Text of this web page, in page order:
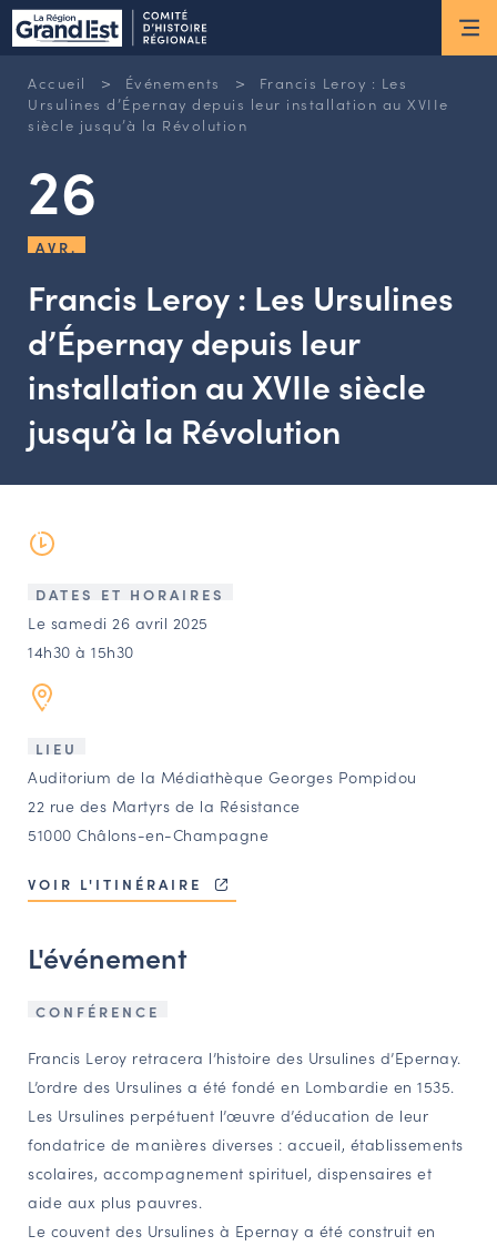
ESPACE MEMBRE
Actus
ACTUALITÉS DU MOMENT
RETOUR SUR LES DERNIÈRES
INSCRIPTION À LA NEWSLETTER
Nous connaître
LES MISSIONS DU CHR
L’ÉQUIPE DU CHR
LE CONSEIL DES ASSOCIATIONS
Agenda
Annuaire
Ressources
OFFRES D’EMPLOI ET DE STAGE
BOURSE D’ÉCHANGE
CARTES DES NAUDIN
Espace acteurs
NAVIGATION FILTRÉE « ACTEURS »
PORTAIL CULTURE
Comité d'Histoire Régionale
Service Inventaire et Patrimoines de la Région Grand Est
Accueil > Événements >
Francis Leroy : Les
Ursulines d’Épernay depuis leur installation au XVIIe
siècle jusqu’à la Révolution
26
AVR.
Francis Leroy : Les Ursulines
d’Épernay depuis leur
installation au XVIIe siècle
jusqu’à la Révolution
DATES ET HORAIRES
Le samedi 26 avril 2025
14h30 à 15h30
LIEU
Auditorium de la Médiathèque Georges Pompidou
22 rue des Martyrs de la Résistance
51000 Châlons-en-Champagne
VOIR L'ITINÉRAIRE
L'événement
CONFÉRENCE
Francis Leroy retracera l’histoire des Ursulines d’Epernay.
L’ordre des Ursulines a été fondé en Lombardie en 1535.
Les Ursulines perpétuent l’œuvre d’éducation de leur
fondatrice de manières diverses : accueil, établissements
scolaires, accompagnement spirituel, dispensaires et
aide aux plus pauvres.
Le couvent des Ursulines à Epernay a été construit en